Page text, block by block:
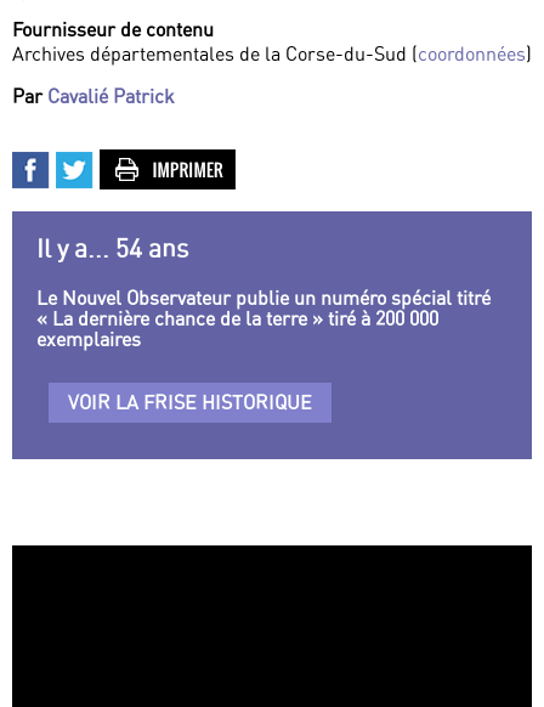
Fournisseur de contenu
Archives départementales de la Corse-du-Sud (coordonnées)
Par Cavalié Patrick
Il y a... 54 ans
Le Nouvel Observateur publie un numéro spécial titré
« La dernière chance de la terre » tiré à 200 000
exemplaires
VOIR LA FRISE HISTORIQUE